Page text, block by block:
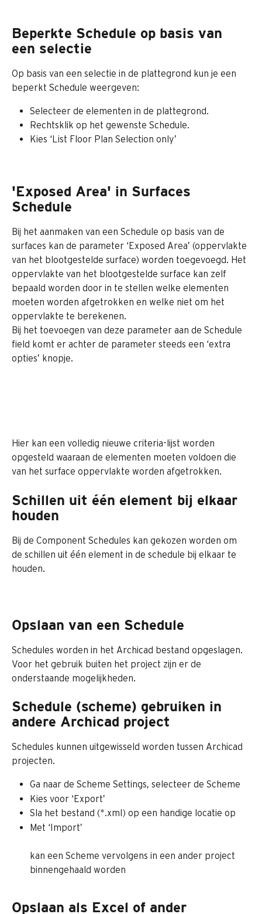
Beperkte Schedule op basis van
een selectie
Op basis van een selectie in de plattegrond kun je een
beperkt Schedule weergeven:
Selecteer de elementen in de plattegrond.
Rechtsklik op het gewenste Schedule.
Kies ‘List Floor Plan Selection only’
'Exposed Area' in Surfaces
Schedule
Bij het aanmaken van een Schedule op basis van de
surfaces kan de parameter ‘Exposed Area’ (oppervlakte
van het blootgestelde surface) worden toegevoegd. Het
oppervlakte van het blootgestelde surface kan zelf
bepaald worden door in te stellen welke elementen
moeten worden afgetrokken en welke niet om het
oppervlakte te berekenen.
Bij het toevoegen van deze parameter aan de Schedule
field komt er achter de parameter steeds een ‘extra
opties’ knopje.
Hier kan een volledig nieuwe criteria-lijst worden
opgesteld waaraan de elementen moeten voldoen die
van het surface oppervlakte worden afgetrokken.
Schillen uit één element bij elkaar
houden
Bij de Component Schedules kan gekozen worden om
de schillen uit één element in de schedule bij elkaar te
houden.
Opslaan van een Schedule
Schedules worden in het Archicad bestand opgeslagen.
Voor het gebruik buiten het project zijn er de
onderstaande mogelijkheden.
Schedule (scheme) gebruiken in
andere Archicad project
Schedules kunnen uitgewisseld worden tussen Archicad
projecten.
Ga naar de Scheme Settings, selecteer de Scheme
Kies voor ‘Export’
Sla het bestand (*.xml) op een handige locatie op
Met ‘Import’
kan een Scheme vervolgens in een ander project
binnengehaald worden
Opslaan als Excel of ander